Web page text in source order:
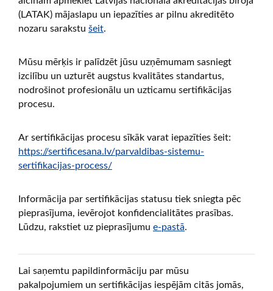
(LATAK) mājaslapu un iepazīties ar pilnu akreditēto
nozaru sarakstu šeit.
Mūsu mērķis ir palīdzēt jūsu uzņēmumam sasniegt
izcilību un uzturēt augstus kvalitātes standartus,
nodrošinot profesionālu un uzticamu sertifikācijas
procesu.
Ar sertifikācijas procesu sīkāk varat iepazīties šeit:
https://sertificesana.lv/parvaldibas-sistemu-
sertifikacijas-process/
Informācija par sertifikācijas statusu tiek sniegta pēc
pieprasījuma, ievērojot konfidencialitātes prasības.
Lūdzu, rakstiet uz pieprasījumu e-pastā.
Lai saņemtu papildinformāciju par mūsu
pakalpojumiem un sertifikācijas iespējām citās jomās,